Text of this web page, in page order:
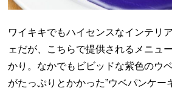
ワイキキでもハイセンスなインテリ
ェだが、こちらで提供されるメニュ
かり。なかでもビビッドな紫色のウ
がたっぷりとかかった”ウベパンケー